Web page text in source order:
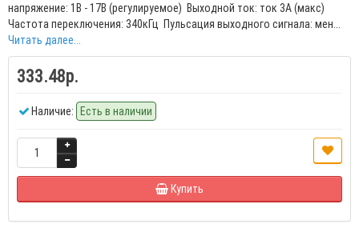
напряжение: 1В - 17В (регулируемое) Выходной ток: ток 3А (макс)
Частота переключения: 340кГц Пульсация выходного сигнала: мен...
Читать далее...
333.48р.
Наличие: Есть в наличии
Купить